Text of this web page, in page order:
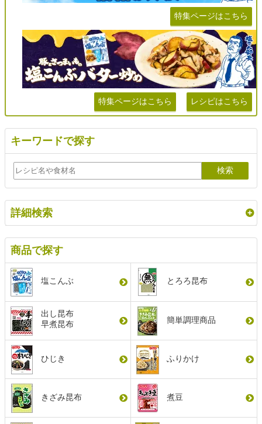
特集ページはこちら
特集ページはこちら レシピはこちら
キーワードで探す
詳細検索
商品で探す
塩こんぶ とろろ昆布
出し昆布
早煮昆布
簡単調理商品
ひじき ふりかけ
きざみ昆布 煮豆